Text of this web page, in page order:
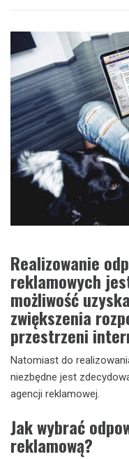
Realizowanie
reklamowych
możliwość
zwiększenia
przestrzeni
Natomiast do
niezbędne jest
agencji reklamowej.
Jak wybrać
reklamową?